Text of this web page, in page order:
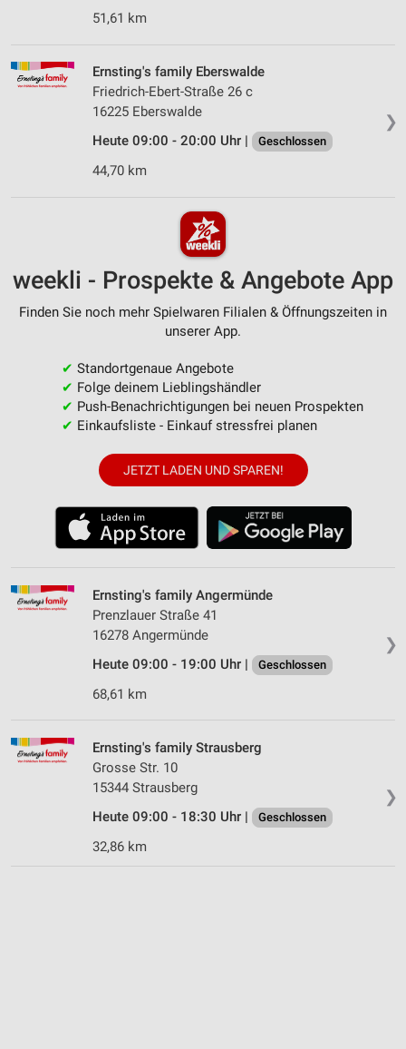
51,61 km
❯
Ernsting's family Eberswalde
Friedrich-Ebert-Straße 26 c
16225 Eberswalde
Heute 09:00 - 20:00 Uhr |
Geschlossen
44,70 km
weekli - Prospekte & Angebote App
Finden Sie noch mehr Spielwaren Filialen & Öffnungszeiten in
unserer App.
✔ Standortgenaue Angebote
✔ Folge deinem Lieblingshändler
✔ Push-Benachrichtigungen bei neuen Prospekten
✔ Einkaufsliste - Einkauf stressfrei planen
JETZT LADEN UND SPAREN!
❯
Ernsting's family Angermünde
Prenzlauer Straße 41
16278 Angermünde
Heute 09:00 - 19:00 Uhr |
Geschlossen
68,61 km
❯
Ernsting's family Strausberg
Grosse Str. 10
15344 Strausberg
Heute 09:00 - 18:30 Uhr |
Geschlossen
32,86 km